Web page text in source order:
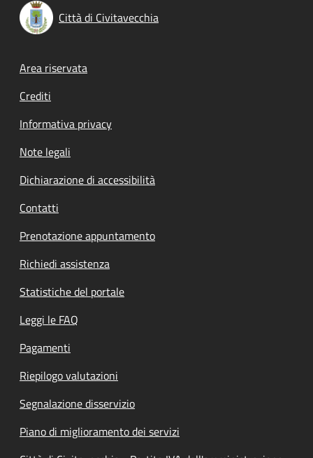
Città di Civitavecchia
Footer menu
Area riservata
Crediti
Informativa privacy
Note legali
Dichiarazione di accessibilità
Contatti
Prenotazione appuntamento
Richiedi assistenza
Statistiche del portale
Leggi le FAQ
Pagamenti
Riepilogo valutazioni
Segnalazione disservizio
Piano di miglioramento dei servizi